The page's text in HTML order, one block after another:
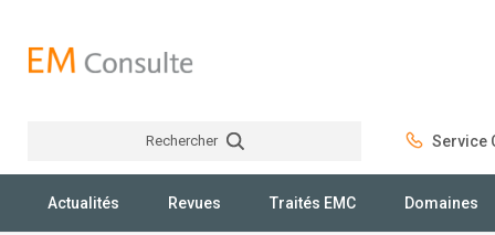
Rechercher Service
Actualités Revues Traités EMC Domaines